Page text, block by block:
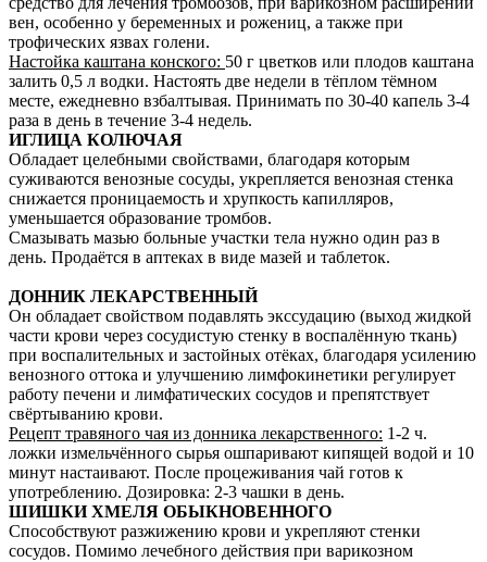
вен, особенно у беременных и рожениц, а также при
трофических язвах голени.
Настойка каштана конского: 50 г цветков или плодов каштана
залить 0,5 л водки. Настоять две недели в тёплом тёмном
месте, ежедневно взбалтывая. Принимать по 30-40 капель 3-4
раза в день в течение 3-4 недель.
ИГЛИЦА КОЛЮЧАЯ
Обладает целебными свойствами, благодаря которым
суживаются венозные сосуды, укрепляется венозная стенка
снижается проницаемость и хрупкость капилляров,
уменьшается образование тромбов.
Смазывать мазью больные участки тела нужно один раз в
день. Продаётся в аптеках в виде мазей и таблеток.
ДОННИК ЛЕКАРСТВЕННЫЙ
Он обладает свойством подавлять экссудацию (выход жидкой
части крови через сосудистую стенку в воспалённую ткань)
при воспалительных и застойных отёках, благодаря усилению
венозного оттока и улучшению лимфокинетики регулирует
работу печени и лимфатических сосудов и препятствует
свёртыванию крови.
Рецепт травяного чая из донника лекарственного: 1-2 ч.
ложки измельчённого сырья ошпаривают кипящей водой и 10
минут настаивают. После процеживания чай готов к
употреблению. Дозировка: 2-3 чашки в день.
ШИШКИ ХМЕЛЯ ОБЫКНОВЕННОГО
Способствуют разжижению крови и укрепляют стенки
сосудов. Помимо лечебного действия при варикозном